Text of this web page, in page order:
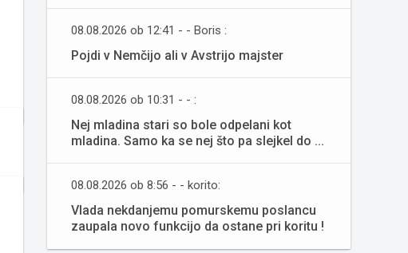
08.08.2026 ob 12:41 - - Boris :
Pojdi v Nemčijo ali v Avstrijo majster
08.08.2026 ob 10:31 - - :
Nej mladina stari so bole odpelani kot
mladina. Samo ka se nej što pa slejkel do ...
08.08.2026 ob 8:56 - - korito:
Vlada nekdanjemu pomurskemu poslancu
zaupala novo funkcijo da ostane pri koritu !